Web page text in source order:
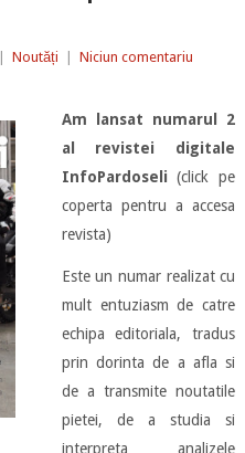
Noutăți Niciun comentariu
Am lansat numarul 2
al revistei digitale
InfoPardoseli(click pe
coperta pentru a accesa
revista)
Este un numar realizat cu
mult entuziasm de catre
echipa editoriala, tradus
prin dorinta de a afla si
de a transmite noutatile
pietei, de a studia si
interpreta analizele